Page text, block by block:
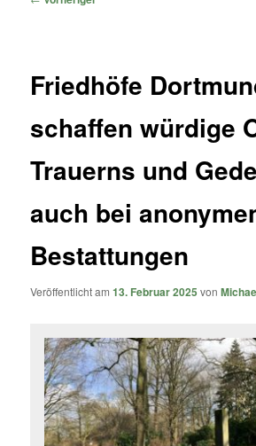
Friedhöfe
schaffen würdige
Trauerns und
auch bei
Bestattungen
Veröffentlicht am13. Februar 2025 von